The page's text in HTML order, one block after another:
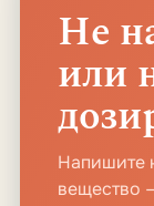
Не
или
Напишите
вещество